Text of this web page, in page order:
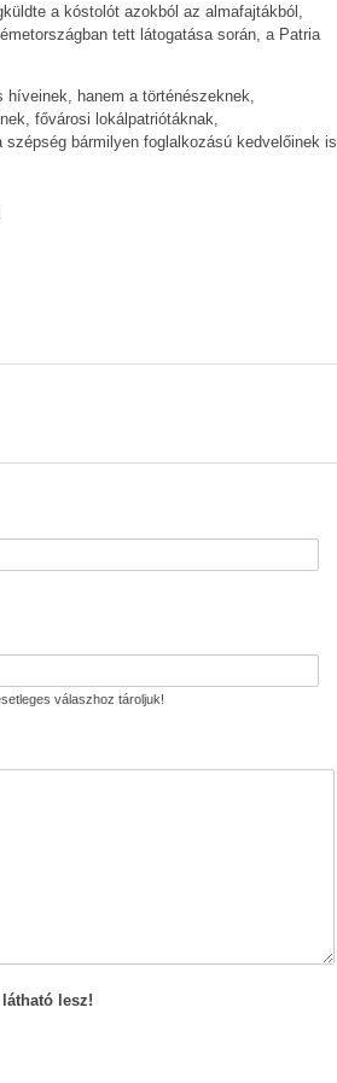
a kóstolót azokból az almafajtákból,
tett látogatása során, a Patria
hanem a történészeknek,
fővárosi lokálpatriótáknak,
bármilyen foglalkozású kedvelőinek is
válaszhoz tároljuk!
lesz!